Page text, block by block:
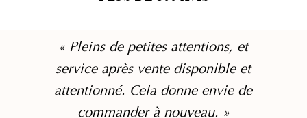
« Pleins de petites attentions, et
service après vente disponible et
attentionné. Cela donne envie de
commander à nouveau. »